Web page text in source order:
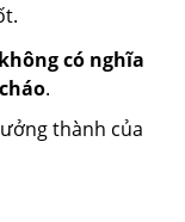
có nghĩa
.
thành của